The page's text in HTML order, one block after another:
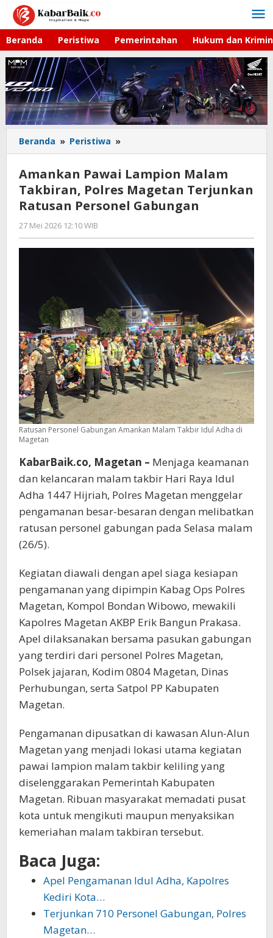
Lewati
konten
Beranda Peristiwa Pemerintahan Hukum dan
Beranda » Peristiwa »
Pawai
Malam
Takbiran,
Polres
Amankan Pawai Lampion Malam
Takbiran, Polres Magetan Terjunkan
Ratusan Personel Gabungan
27 Mei 2026 12:10 WIB
Gagah
Saputra
Ratusan Personel Gabungan Amankan Malam Takbir Idul Adha di
Magetan
KabarBaik.co, Magetan – Menjaga keamanan
dan kelancaran malam takbir Hari Raya Idul
Adha 1447 Hijriah, Polres Magetan menggelar
pengamanan besar-besaran dengan melibatkan
ratusan personel gabungan pada Selasa malam
(26/5).
Kegiatan diawali dengan apel siaga kesiapan
pengamanan yang dipimpin Kabag Ops Polres
Magetan, Kompol Bondan Wibowo, mewakili
Kapolres Magetan AKBP Erik Bangun Prakasa.
Apel dilaksanakan bersama pasukan gabungan
yang terdiri dari personel Polres Magetan,
Polsek jajaran, Kodim 0804 Magetan, Dinas
Perhubungan, serta Satpol PP Kabupaten
Magetan.
Pengamanan dipusatkan di kawasan Alun-Alun
Magetan yang menjadi lokasi utama kegiatan
pawai lampion malam takbir keliling yang
diselenggarakan Pemerintah Kabupaten
Magetan. Ribuan masyarakat memadati pusat
kota untuk mengikuti maupun menyaksikan
kemeriahan malam takbiran tersebut.
Baca Juga:
Apel Pengamanan Idul Adha, Kapolres
Kediri Kota…
Terjunkan 710 Personel Gabungan, Polres
Magetan…